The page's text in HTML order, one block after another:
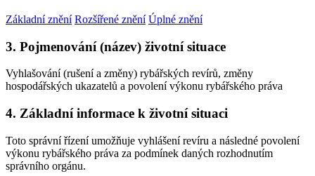
Základní znění Rozšířené znění Úplné znění
3. Pojmenování (název) životní situace
Vyhlašování (rušení a změny) rybářských revírů, změny
hospodářských ukazatelů a povolení výkonu rybářského práva
4. Základní informace k životní situaci
Toto správní řízení umožňuje vyhlášení revíru a následné povolení
výkonu rybářského práva za podmínek daných rozhodnutím
správního orgánu.